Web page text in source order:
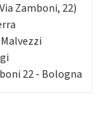
Zamboni, 22)
22 - Bologna